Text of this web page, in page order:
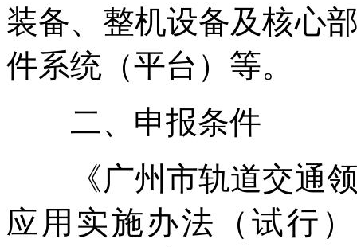
装备、整机设备及核心
件系统（平台）等。
二、申报条件
《广州市轨道交通领
应用实施办法（试行